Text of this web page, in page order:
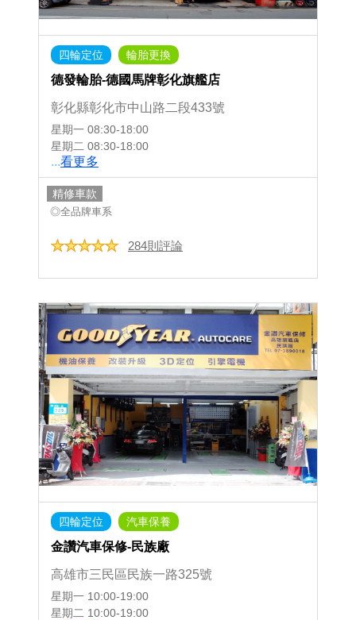
四輪定位 輪胎更換
德發輪胎-德國馬牌彰化旗艦店
彰化縣彰化市中山路二段433號
星期一 08:30-18:00
星期二 08:30-18:00
...看更多
精修車款
◎全品牌車系
284則評論
四輪定位 汽車保養
金讚汽車保修-民族廠
高雄市三民區民族一路325號
星期一 10:00-19:00
星期二 10:00-19:00